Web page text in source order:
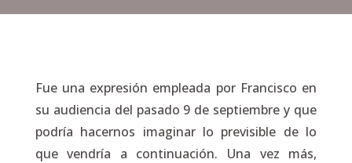
Fue una expresión empleada por Francisco en
su audiencia del pasado 9 de septiembre y que
podría hacernos imaginar lo previsible de lo
que vendría a continuación. Una vez más,